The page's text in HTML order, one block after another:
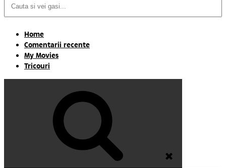
Home
Comentarii recente
My Movies
Tricouri